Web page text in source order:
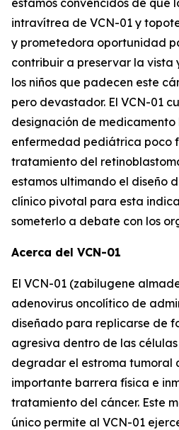
intravítrea de VCN-01 y
y prometedora oportunidad
contribuir a preservar la
los niños que padecen este
pero devastador. El VCN-01
designación de medicamento
enfermedad pediátrica poco
tratamiento del
estamos ultimando el diseño
clínico pivotal para esta
someterlo a debate con los
Acerca del VCN-01
El VCN-01 (zabilugene
adenovirus oncolítico de
diseñado para replicarse de
agresiva dentro de las
degradar el estroma tumoral
importante barrera física e
tratamiento del cáncer. Este
único permite al VCN-01